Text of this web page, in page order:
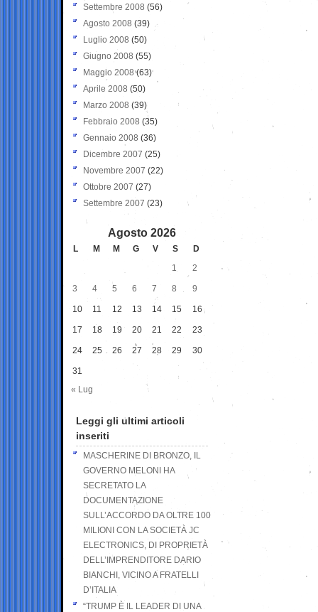
Settembre 2008 (56)
Agosto 2008 (39)
Luglio 2008 (50)
Giugno 2008 (55)
Maggio 2008(63)
Aprile 2008 (50)
Marzo 2008 (39)
Febbraio 2008 (35)
Gennaio 2008 (36)
Dicembre 2007 (25)
Novembre 2007 (22)
Ottobre 2007 (27)
Settembre 2007 (23)
Agosto 2026
L M M G V S
D
1
2
3 4 5 6 7 8 9
10 11 12 13 14 15 16
17 18 19 20 21 22 23
24 25 26 27 28 29 30
31
« Lug
Leggi gli ultimi articoli
inseriti
MASCHERINE DI BRONZO, IL
GOVERNO MELONI HA
SECRETATO LA
DOCUMENTAZIONE
SULL’ACCORDO DA OLTRE 100
MILIONI CON LA SOCIETÀ JC
ELECTRONICS, DI PROPRIETÀ
DELL’IMPRENDITORE DARIO
BIANCHI, VICINO A FRATELLI
D’ITALIA
“TRUMP È IL LEADER DI UNA